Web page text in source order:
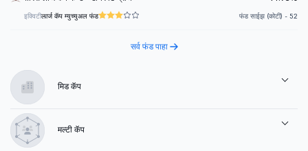
इक्विटीलार्ज कॅप म्युच्युअल फंड फंड साईझ (कोटी) - 52
सर्व फंड पाहा
मिड कॅप
मल्टी कॅप